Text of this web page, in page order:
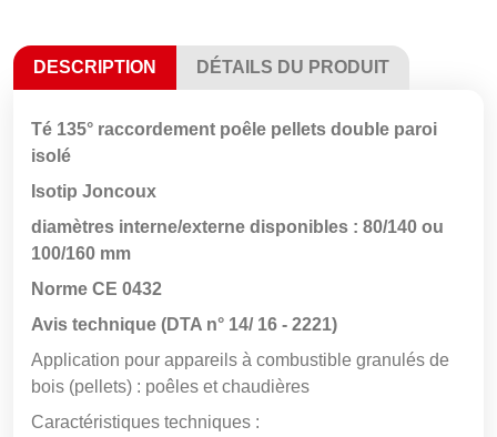
DESCRIPTION DÉTAILS DU PRODUIT
Té 135° raccordement poêle pellets double paroi
isolé
Isotip Joncoux
diamètres interne/externe disponibles : 80/140 ou
100/160 mm
Norme CE 0432
Avis technique (DTA n° 14/ 16 - 2221)
Application pour appareils à combustible granulés de
bois (pellets) : poêles et chaudières
Caractéristiques techniques :